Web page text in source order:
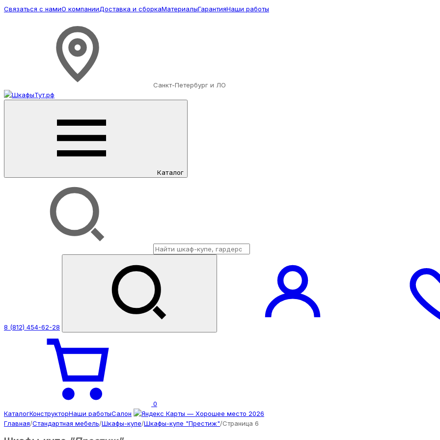
Связаться с намиО компанииДоставка и сборкаМатериалыГарантияНаши работы
Санкт-Петербург и ЛО
Каталог
8 (812) 454-62-28
0
КаталогКонструкторНаши работыСалон
Главная/Стандартная мебель/Шкафы-купе/Шкафы-купе "Престиж"/Страница 6